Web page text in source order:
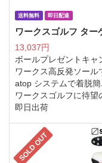
送料無料 即日配達
ワークスゴルフ ター
13,037円
ボールプレゼントキャ
ワークス高反発ソール
atop システムで着脱
ワークスゴルフに待
即日出荷
SOLD OUT